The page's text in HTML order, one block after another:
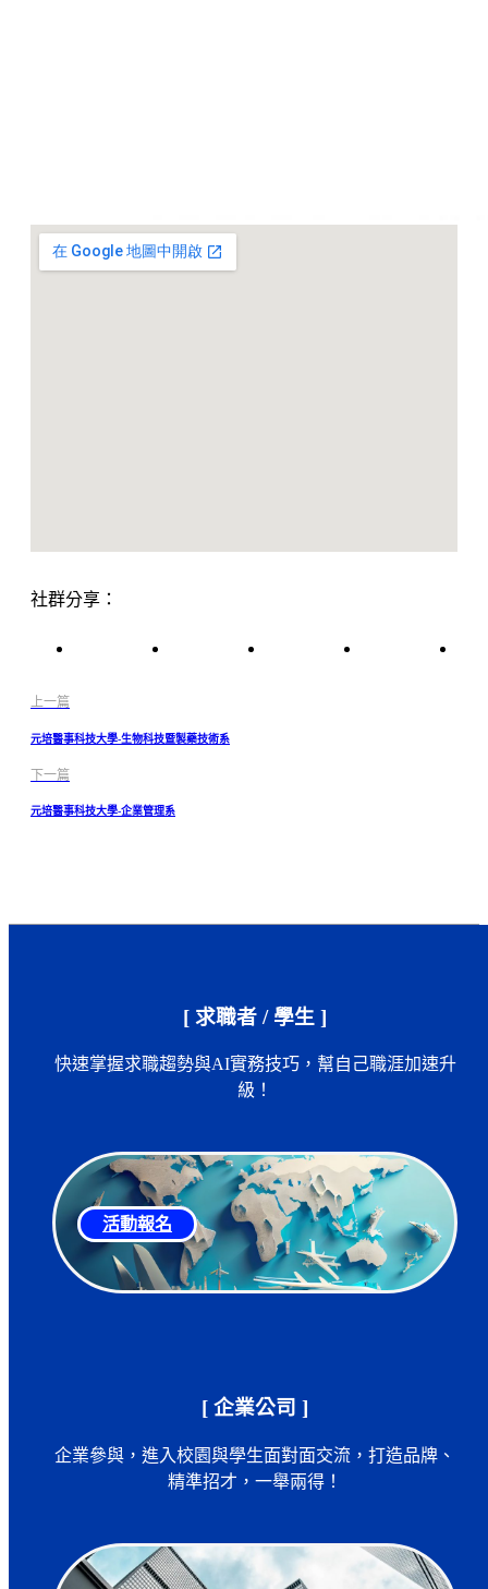
社群分享：
上一篇
元培醫事科技大學-生物科技暨製藥技術系
下一篇
元培醫事科技大學-企業管理系
[ 求職者 / 學生 ]
快速掌握求職趨勢與AI實務技巧，幫自己職涯加速升
級！
活動報名
[ 企業公司 ]
企業參與，進入校園與學生面對面交流，打造品牌、
精準招才，一舉兩得！